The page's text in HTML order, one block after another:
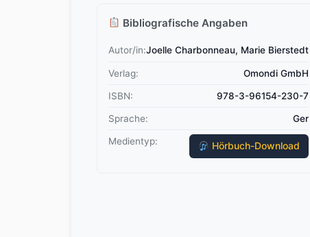
Bibliografische Angaben
Autor/in:Joelle Charbonneau, Marie Bierstedt
Verlag: Omondi GmbH
ISBN: 978-3-96154-230-7
Sprache: Ger
Medientyp: Hörbuch-Download